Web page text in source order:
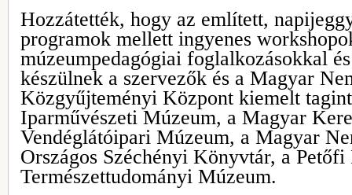
Hozzátették, hogy az említett,
programok mellett ingyenes
múzeumpedagógiai foglalkozásokkal
készülnek a szervezők és a Magyar
Közgyűjteményi Központ kiemelt
Iparművészeti Múzeum, a Magyar
Vendéglátóipari Múzeum, a Magyar
Országos Széchényi Könyvtár, a
Természettudományi Múzeum.